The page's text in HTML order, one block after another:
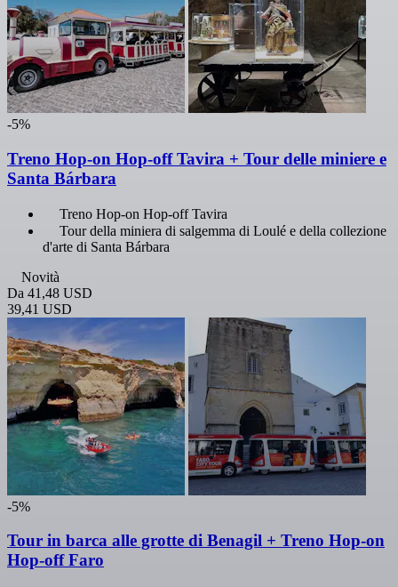
-5%
Treno Hop-on Hop-off Tavira + Tour delle miniere e
Santa Bárbara
Treno Hop-on Hop-off Tavira
Tour della miniera di salgemma di Loulé e della collezione
d'arte di Santa Bárbara
Novità
Da 41,48 USD
39,41 USD
-5%
Tour in barca alle grotte di Benagil + Treno Hop-on
Hop-off Faro